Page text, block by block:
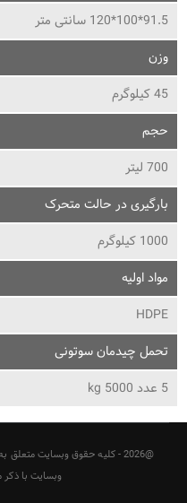
91.5*100*120 سانتی متر
وزن
45 کیلوگرم
حجم
700 لیتر
بارگیری در حالت متحرک
1000 کیلوگرم
مواد اولیه
HDPE
تحمل چیدمان سوتونی
5 عدد 5000 kg
@2026 - کلیه حقوق وبسایت متعلق به
وبسایت با